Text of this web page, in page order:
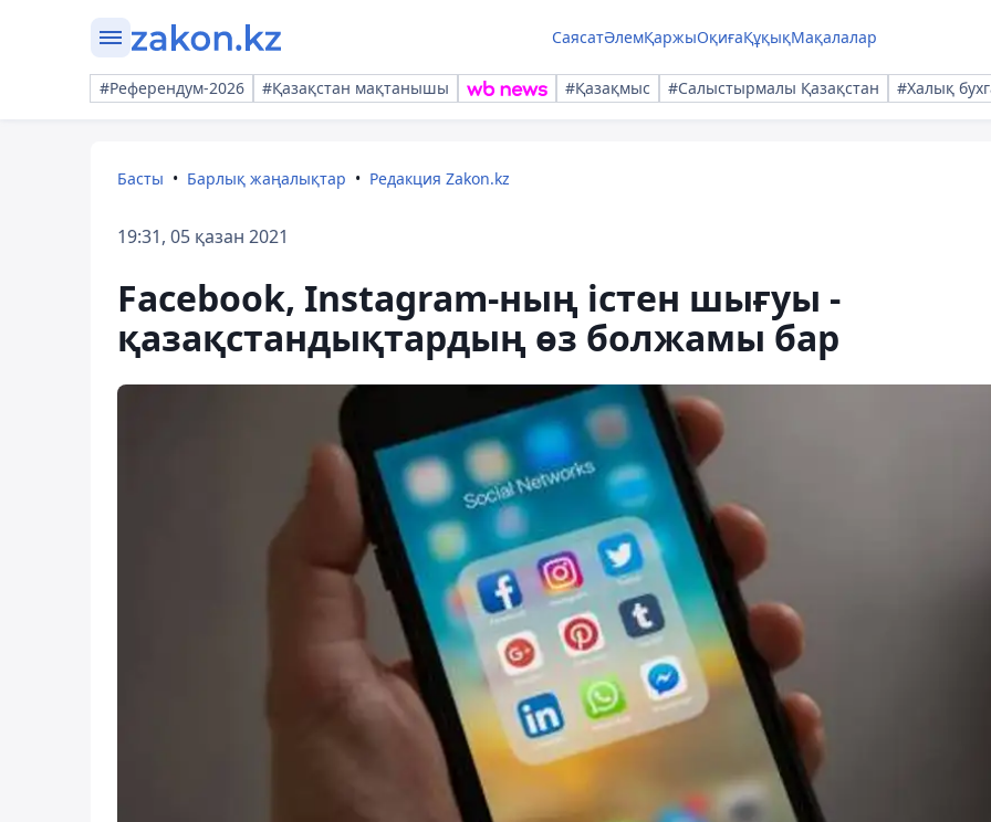
СаясатӘлемҚаржыОқиғаҚұқықМақалалар
#Референдум-2026 #Қазақстан мақтанышы #Қазақмыс #Салыстырмалы Қазақстан #Халық
Басты Барлық жаңалықтар Редакция Zakon.kz
19:31, 05 қазан 2021
Facebook, Instagram-ның істен шығуы -
қазақстандықтардың өз болжамы бар